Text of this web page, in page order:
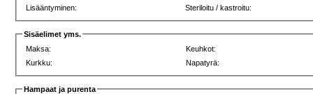
Lisääntyminen:
Steriloitu / kastroitu:
Sisäelimet yms.
Maksa:
Keuhkot:
Kurkku:
Napatyrä:
Hampaat ja purenta